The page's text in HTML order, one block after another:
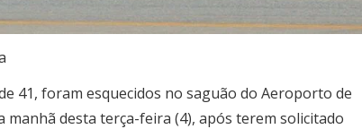
41, foram esquecidos no saguão do Aeroporto de
manhã desta terça-feira (4), após terem solicitado